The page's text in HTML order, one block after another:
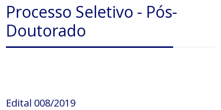
Processo Seletivo - Pós-
Doutorado
Edital 008/2019